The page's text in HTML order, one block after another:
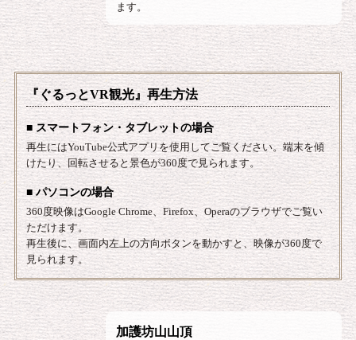
ます。
『ぐるっとVR観光』再生方法
■ スマートフォン・タブレットの場合
再生にはYouTube公式アプリを使用してご覧ください。端末を傾
けたり、回転させると景色が360度で見られます。
■ パソコンの場合
360度映像はGoogle Chrome、Firefox、Operaのブラウザでご覧い
ただけます。
再生後に、画面内左上の方向ボタンを動かすと、映像が360度で
見られます。
加護坊山山頂